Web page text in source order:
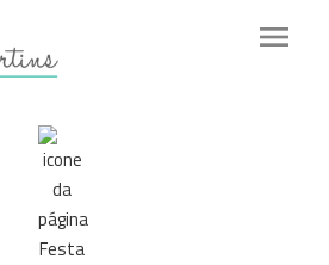
menu